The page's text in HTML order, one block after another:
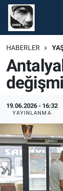
HABERLER
19.06.2026 - 16:32
YAYINLANMA
Gündem
Ekonomi
Spor
Magazin
Tüm
İletişim
Künye
Nöbetçi
Hava
Namaz
Trafik
Süper
Tüm
Son